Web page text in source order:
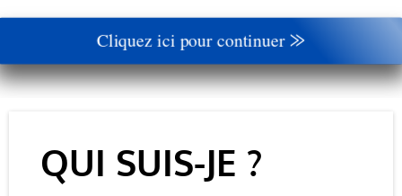
Cliquez ici pour continuer ⨠
QUI SUIS-JE ?